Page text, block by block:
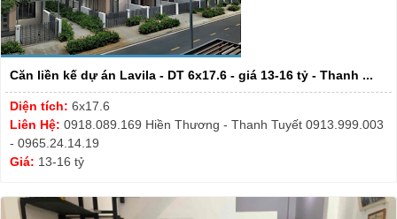
Căn liền kế dự án Lavila - DT 6x17.6 - giá 13-16 tỷ - Thanh ...
Diện tích: 6x17.6
Liên Hệ: 0918.089.169 Hiền Thương - Thanh Tuyết 0913.999.003
- 0965.24.14.19
Giá: 13-16 tỷ